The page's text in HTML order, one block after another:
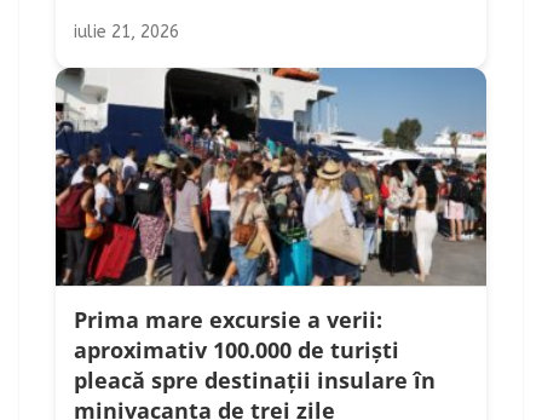
iulie 21, 2026
Prima mare excursie a verii:
aproximativ 100.000 de turiști
pleacă spre destinații insulare în
minivacanța de trei zile